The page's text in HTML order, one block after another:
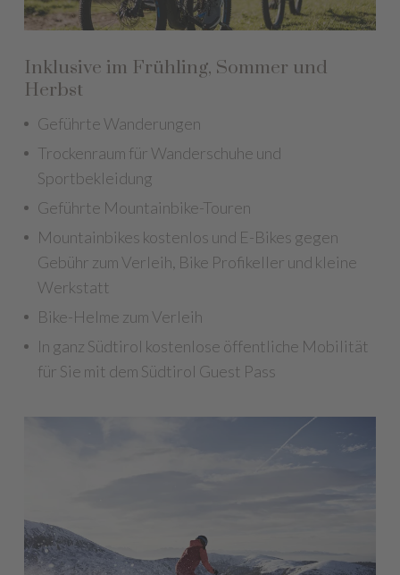
Inklusive im Frühling, Sommer und
Herbst
Geführte Wanderungen
Trockenraum für Wanderschuhe und
Sportbekleidung
Geführte Mountainbike-Touren
Mountainbikes kostenlos und E-Bikes gegen
Gebühr zum Verleih, Bike Profikeller und kleine
Werkstatt
Bike-Helme zum Verleih
In ganz Südtirol kostenlose öffentliche Mobilität
für Sie mit dem Südtirol Guest Pass